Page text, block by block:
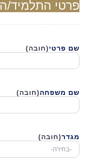
פרטי התלמיד/ה
שם פרטי(חובה)
שם משפחה(חובה)
מגדר(חובה)